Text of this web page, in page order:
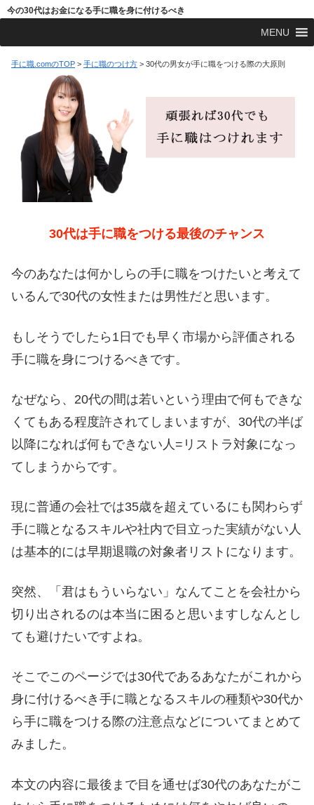
今の30代はお金になる手に職を身に付けるべき
MENU
手に職.comのTOP > 手に職のつけ方 > 30代の男女が手に職をつける際の大原則
30代は手に職をつける最後のチャンス
今のあなたは何かしらの手に職をつけたいと考えて
いるんで30代の女性または男性だと思います。
もしそうでしたら1日でも早く市場から評価される
手に職を身につけるべきです。
なぜなら、20代の間は若いという理由で何もできな
くてもある程度許されてしまいますが、30代の半ば
以降になれば何もできない人=リストラ対象になっ
てしまうからです。
現に普通の会社では35歳を超えているにも関わらず
手に職となるスキルや社内で目立った実績がない人
は基本的には早期退職の対象者リストになります。
突然、「君はもういらない」なんてことを会社から
切り出されるのは本当に困ると思いますしなんとし
ても避けたいですよね。
そこでこのページでは30代であるあなたがこれから
身に付けるべき手に職となるスキルの種類や30代か
ら手に職をつける際の注意点などについてまとめて
みました。
本文の内容に最後まで目を通せば30代のあなたがこ